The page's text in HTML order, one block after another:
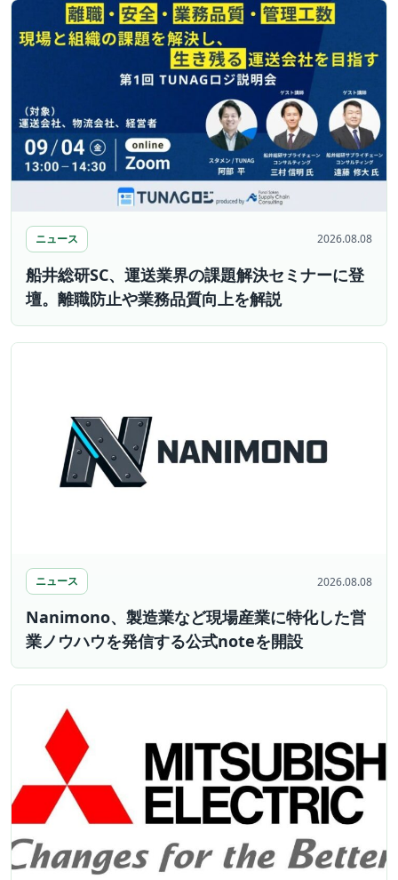
ニュース 2026.08.08
船井総研SC、運送業界の課題解決セミナーに登
壇。離職防止や業務品質向上を解説
ニュース 2026.08.08
Nanimono、製造業など現場産業に特化した営
業ノウハウを発信する公式noteを開設